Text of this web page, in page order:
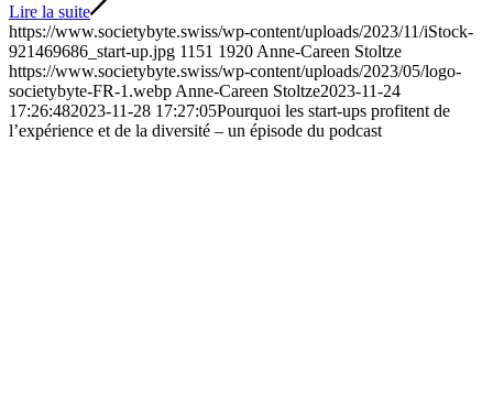
Lire la suite
https://www.societybyte.swiss/wp-content/uploads/2023/11/iStock-
921469686_start-up.jpg 1151 1920 Anne-Careen Stoltze
https://www.societybyte.swiss/wp-content/uploads/2023/05/logo-
societybyte-FR-1.webp Anne-Careen Stoltze2023-11-24
17:26:482023-11-28 17:27:05Pourquoi les start-ups profitent de
l’expérience et de la diversité – un épisode du podcast